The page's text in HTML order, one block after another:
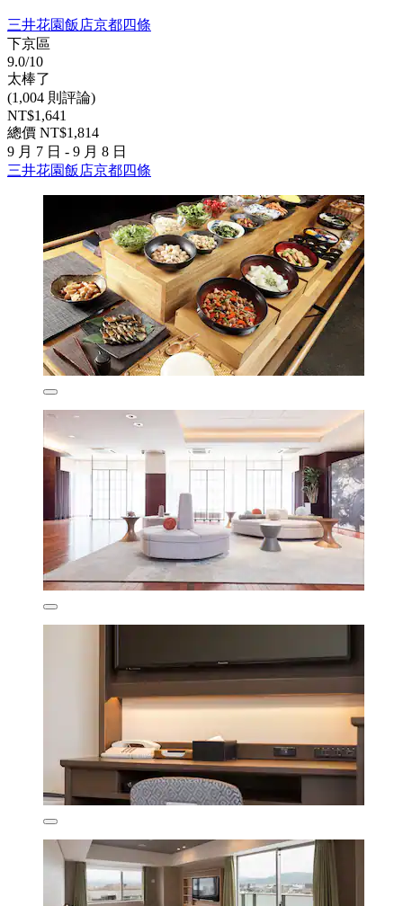
三井花園飯店京都四條
下京區
9.0/10
太棒了
(1,004 則評論)
NT$1,641
總價 NT$1,814
9 月 7 日 - 9 月 8 日
三井花園飯店京都四條